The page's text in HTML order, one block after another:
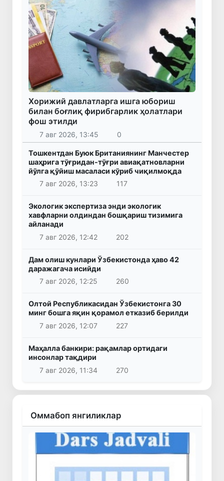
Хорижий давлатларга ишга юбориш
билан боғлиқ фирибгарлик ҳолатлари
фош этилди
7 авг 2026, 13:45 0
Тошкентдан Буюк Британиянинг Манчестер
шаҳрига тўғридан-тўғри авиақатновларни
йўлга қўйиш масаласи кўриб чиқилмоқда
7 авг 2026, 13:23
117
Экологик экспертиза энди экологик
хавфларни олдиндан бошқариш тизимига
айланади
7 авг 2026, 12:42
202
Дам олиш кунлари Ўзбекистонда ҳаво 42
даражагача исийди
7 авг 2026, 12:25
260
Олтой Республикасидан Ўзбекистонга 30
минг бошга яқин қорамол етказиб берилди
7 авг 2026, 12:07
227
Маҳалла банкири: рақамлар ортидаги
инсонлар тақдири
7 авг 2026, 11:34
270
Оммабоп янгиликлар